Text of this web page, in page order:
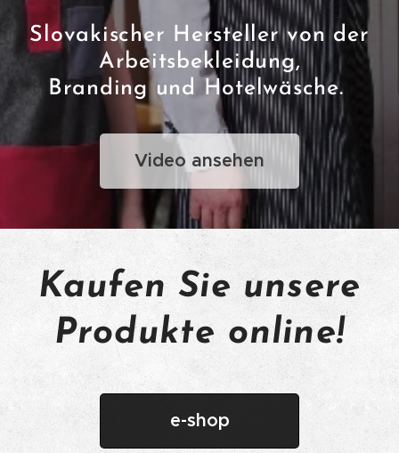
Slovakischer Hersteller von der
Arbeitsbekleidung,
Branding und Hotelwäsche.
Video ansehen
Kaufen Sie unsere
Produkte online!
e-shop